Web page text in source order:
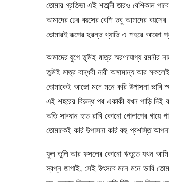
তোমার প্রতিভা এই শতাব্দী তারও বেশিকাল
আমাদের ঢের বয়সের বেশি তবু আমাদের বয়সের
তোমারই রূপের দুরন্ত খ্যাতি এ শহরে আজো
আমাদের যুগে তুমিই মাত্র স্মরণযোগ্য রমনীর
তুমিই মাত্র বান্ধবী নারী অসামান্য আর
তোমাকেই আজো মনে মনে করি উপাসনা ভাবি
এই শহরের বিরুদ্ধ পথ একাকী যখন পাড়ি দিই
অতি সাবধান হাত রাখি কোনো গোলাপের গায়ে
তোমাকেই করি উপাসনা করি বহু প্রশস্তি
ফুল তুলি আর ফসলের কোনো ঋতুতে যখন আমি
স্বপ্ন জাগাই, সেই উৎসবে মনে মনে ভাবি